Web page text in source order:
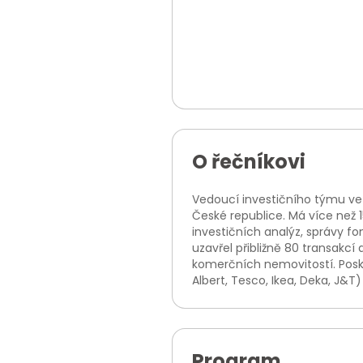
O řečníkovi
Vedoucí investičního týmu
České republice. Má více
investičních analýz, správy
uzavřel přibližně 80
komerčních nemovitostí.
Albert, Tesco, Ikea, Deka,